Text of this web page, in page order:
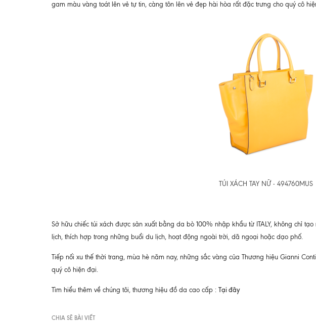
gam màu vàng toát lên vẻ tự tin, càng tôn lên vẻ đẹp hài hòa rất đặc trưng cho quý cô
TÚI XÁCH TAY NỮ - 494760MUS
Sở hữu chiếc túi xách được sản xuất bằng da bò 100% nhập khẩu từ ITALY, không chỉ
lịch, thích hợp trong những buổi du lịch, hoạt động ngoài trời, dã ngoại hoặc dạo phố.
Tiếp nối xu thế thời trang, mùa hè năm nay, những sắc vàng của Thương hiệu Gianni
quý cô hiện đại.
Tìm hiểu thêm về chúng tôi, thương hiệu đồ da cao cấp : Tại đây
CHIA SẼ BÀI VIẾT